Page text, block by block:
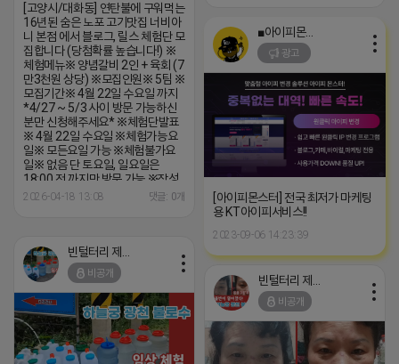
[고양시/대화동] 연탄불에 구워먹는
16년된 숨은 노포 고기맛집 너비아
니 본점 에서 블로그, 릴스 체험단 모
집합니다 (당첨확률 높습니다!) ※
체험메뉴※ 양념갈비 2인 + 육회 (7
만3천원 상당) ※모집인원※ 5팀 ※
모집기간※ 4월 22일 수요일 까지
*4/27 ~ 5/3 사이 방문 가능하신
분만 신청해주세요* ※체험단발표
※ 4월 22일 수요일 ※체험가능요
일※ 모든요일 가능 ※체험불가요
일※ 없음 단 토요일, 일요일은
18:00 전 까지만 방문 가능 ※작성
기한※ 방문 후 3일 이내 ※체험신
https://forms.gle/G9ooQcs7R3NLeK8w9
https://forms.gle/jL29p1xqQoU2MbG56
※특이사항※ 방문인원은 최대 4인
까지 가능합니다. 체험권 금액 초과
시 초과비용은 본인부담입니다.
2026-04-18 13:08 댓글: 0개
■아이피몬스터■
광고
[아이피몬스터] 전국 최저가 마케팅
용 KT아이피서비스!!
2023-09-06 14:23:39
비공개
비공개